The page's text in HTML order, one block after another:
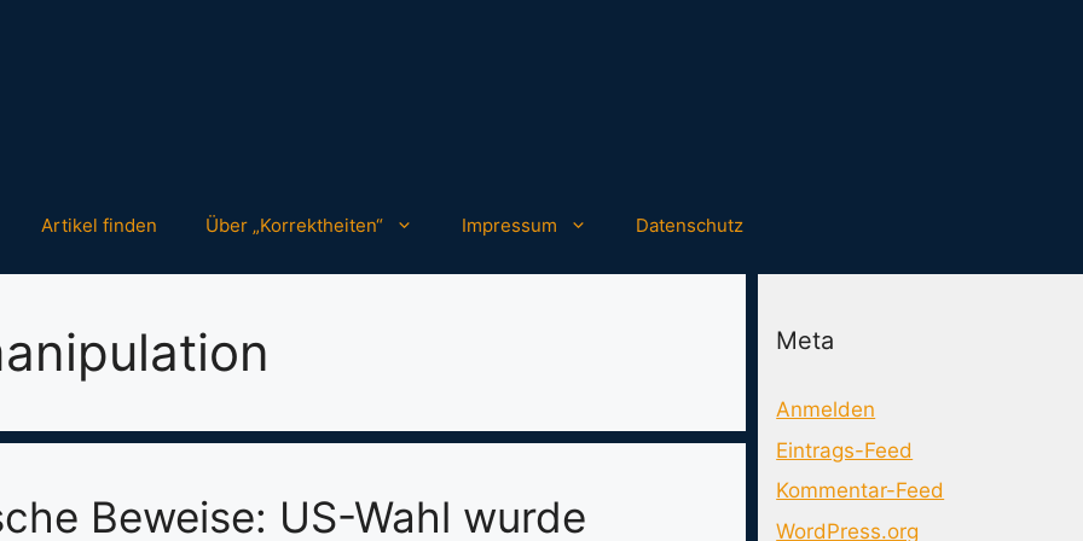
Artikel finden Über „Korrektheiten“ Impressum Datenschutz
Beweise: US-Wahl wurde
Meta
Anmelden
Eintrags-Feed
Kommentar-Feed
WordPress.org